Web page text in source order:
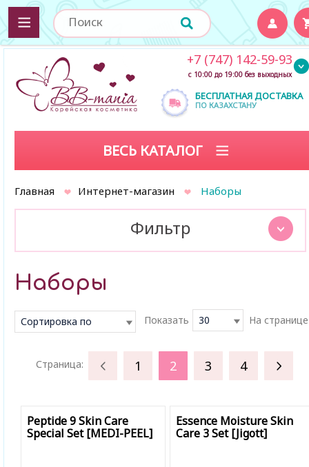
БЕСПЛАТНАЯ ДОСТАВКА
ПО КАЗАХСТАНУ
+7 (747) 142-59-93
с 10:00 до 19:00 без выходных
ВЕСЬ КАТАЛОГ
Главная Интернет-магазин Наборы
Фильтр
Наборы
Сортировка по
умолчанию
Показать 30 На странице
Страница: 1 2 3 4
Peptide 9 Skin Care
Special Set [MEDI-PEEL]
Essence Moisture Skin
Care 3 Set [Jigott]